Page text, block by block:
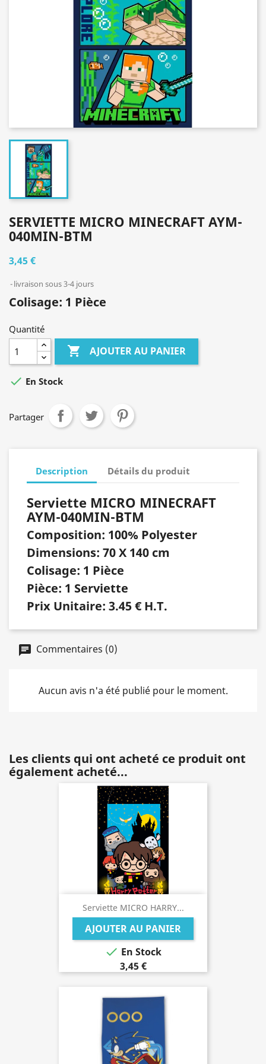
SERVIETTE MICRO MINECRAFT AYM-
040MIN-BTM
3,45 €
livraison sous 3-4 jours
Colisage: 1 Pièce
Quantité
 AJOUTER AU PANIER
 En Stock
Partager
Description Détails du produit
Serviette MICRO MINECRAFT
AYM-040MIN-BTM
Composition: 100% Polyester
Dimensions: 70 X 140 cm
Colisage: 1 Pièce
Pièce: 1 Serviette
Prix Unitaire: 3.45 € H.T.
Commentaires (0)
Aucun avis n'a été publié pour le moment.
Les clients qui ont acheté ce produit ont
également acheté...
Serviette MICRO HARRY...
AJOUTER AU PANIER
 En Stock
3,45 €